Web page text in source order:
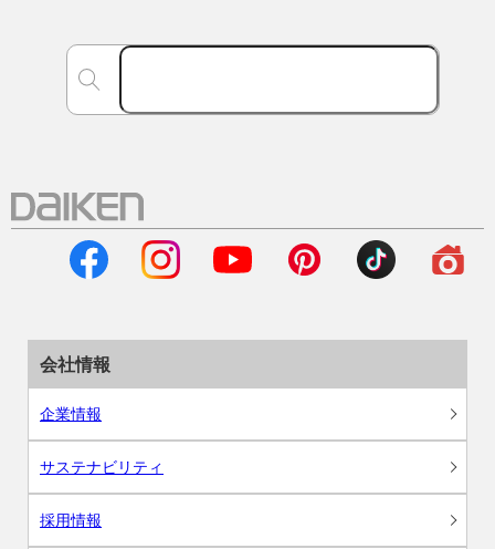
会社情報
企業情報
サステナビリティ
採用情報